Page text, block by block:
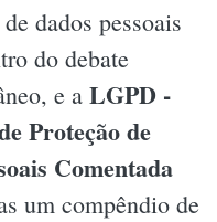
dados pessoais
do debate
e a LGPD -
Proteção de
Comentada
um compêndio de